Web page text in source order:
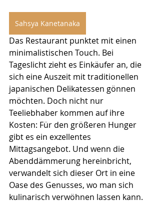
Sahsya Kanetanaka
Das Restaurant punktet mit einen
minimalistischen Touch. Bei
Tageslicht zieht es Einkäufer an, die
sich eine Auszeit mit traditionellen
japanischen Delikatessen gönnen
möchten. Doch nicht nur
Teeliebhaber kommen auf ihre
Kosten: Für den größeren Hunger
gibt es ein exzellentes
Mittagsangebot. Und wenn die
Abenddämmerung hereinbricht,
verwandelt sich dieser Ort in eine
Oase des Genusses, wo man sich
kulinarisch verwöhnen lassen kann.